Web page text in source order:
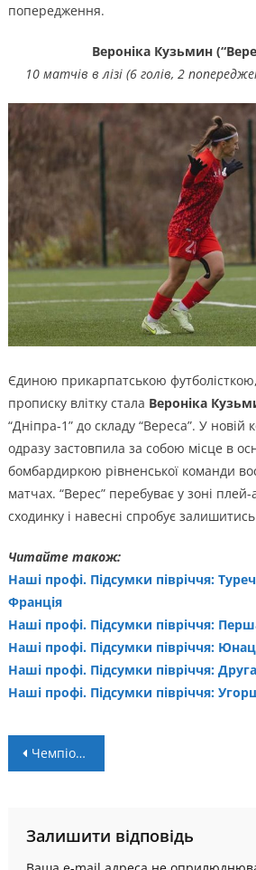
попередження.
Вероніка Кузьмин
10 матчів в лізі (6 голів, 2
Єдиною прикарпатською
прописку влітку стала Вероніка
“Дніпра-1” до складу “Вереса”. У новій
одразу застовпила за собою місце в
бомбардиркою рівненської команди
матчах. “Верес” перебуває у зоні
сходинку і навесні спробує
Читайте також:
Наші профі. Підсумки півріччя:
Франція
Наші профі. Підсумки півріччя:
Наші профі. Підсумки півріччя:
Наші профі. Підсумки півріччя:
Наші профі. Підсумки півріччя:
Навігація
Чемпіонат області: анонс матчів 5 туру (+ LIVE)
Залишити відповідь